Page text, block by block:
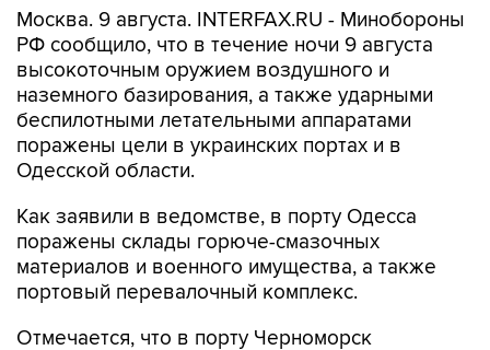
Москва. 9 августа. INTERFAX.RU - Минобороны
РФ сообщило, что в течение ночи 9 августа
высокоточным оружием воздушного и
наземного базирования, а также ударными
беспилотными летательными аппаратами
поражены цели в украинских портах и в
Одесской области.
Как заявили в ведомстве, в порту Одесса
поражены склады горюче-смазочных
материалов и военного имущества, а также
портовый перевалочный комплекс.
Отмечается, что в порту Черноморск